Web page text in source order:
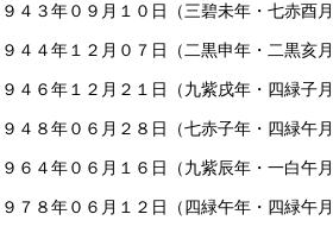
４３年０９月１０日（三碧未年・七赤酉
４４年１２月０７日（二黒申年・二黒亥
４６年１２月２１日（九紫戌年・四緑子
４８年０６月２８日（七赤子年・四緑午
６４年０６月１６日（九紫辰年・一白午
７８年０６月１２日（四緑午年・四緑午